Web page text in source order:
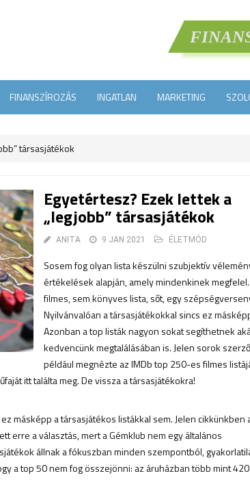
FINANSZÍROZÁS INGATLAN MARKETING
társasjátékok
Egyetértesz? Ezek lettek a
„legjobb” társasjátékok
ANITA 9 JAN 2021 ÉLETMÓD
Sosem fog olyan lista készülni szubjektív
értékelések alapján, amely mindenkinek
filmes, sem könyves lista, sőt, egy
Nyilvánvalóan a társasjátékokkal sincs ez
Azonban a top listák nagyon sokat segíthetnek
kedvencünk megtalálásában is. Jelen sorok
például megnézte az IMDb top 250-es filmes
itt találta meg. De vissza a társasjátékokra!
másképp a társasjátékos listákkal sem. Jelen cikkünkben
erre a választás, mert a Gémklub nem egy általános
állnak a fókuszban minden szempontból,
a top 50 nem fog összejönni: az áruházban több mint